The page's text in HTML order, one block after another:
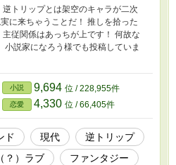
トリップとは架空のキャラが二次
に来ちゃうことだ！ 推しを拾った
従関係はあっちが上です！ 何故な
小説家になろう様でも投稿していま
小説 9,694 位 / 228,955件
恋愛 4,330 位 / 66,405件
ド 現代
逆トリップ
？）ラブ
ファンタジー